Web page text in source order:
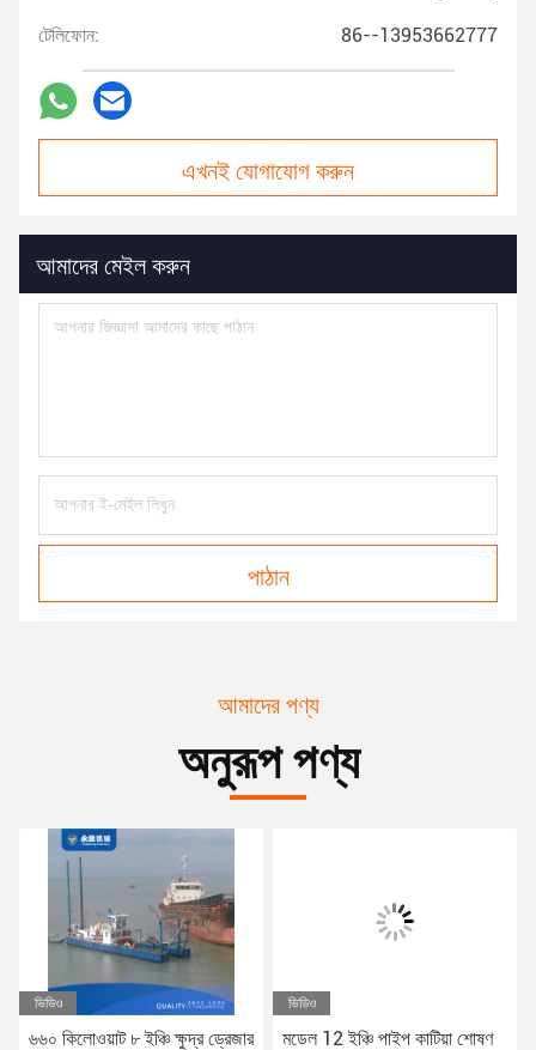
টেলিফোন: 86--13953662777
এখনই যোগাযোগ করুন
আমাদের মেইল করুন
পাঠান
আমাদের পণ্য
অনুরূপ পণ্য
ভিডিও
৬৬০ কিলোওয়াট ৮ ইঞ্চি ক্ষুদ্র ড্রেজার
ভিডিও
মডেল 12 ইঞ্চি পাইপ কাটিয়া শোষণ